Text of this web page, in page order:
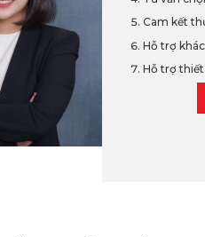
Cam kết
Hỗ trợ
Hỗ trợ